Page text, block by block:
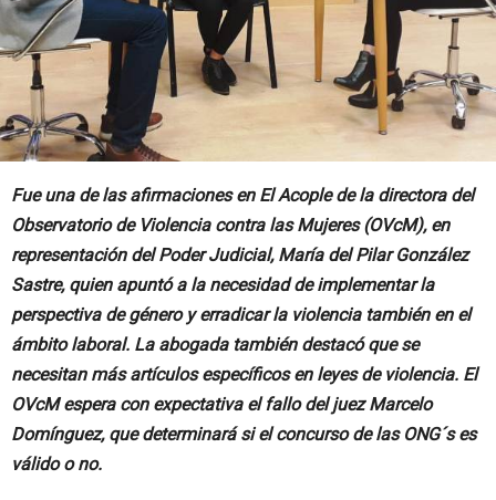
Fue una de las afirmaciones en El Acople de la directora del
Observatorio de Violencia contra las Mujeres (OVcM), en
representación del Poder Judicial, María del Pilar González
Sastre, quien apuntó a la necesidad de implementar la
perspectiva de género y erradicar la violencia también en el
ámbito laboral. La abogada también destacó que se
necesitan más artículos específicos en leyes de violencia. El
OVcM espera con expectativa el fallo del juez Marcelo
Domínguez, que determinará si el concurso de las ONG´s es
válido o no.